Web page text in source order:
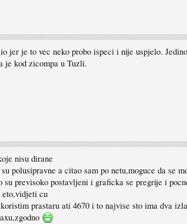
jer je to vec neko probo ispeci i nije uspjelo.
je kod zicompa u Tuzli.
nisu dirane
polusipravne a citao sam po netu,moguce da se
su previsoko postavljeni i graficka se pregrije i
cu
prastaru ati 4670 i to najvise sto ima dva